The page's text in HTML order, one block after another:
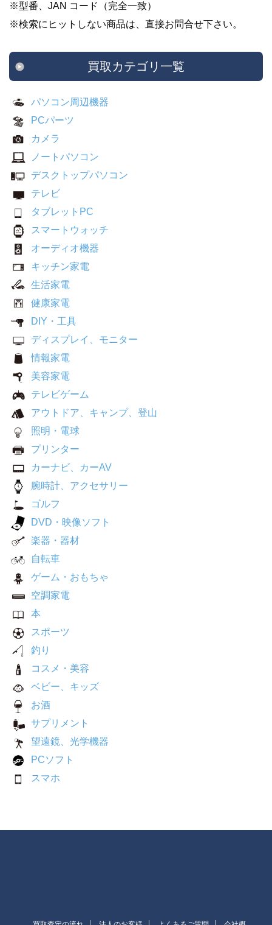
※型番、JAN コード（完全一致）
※検索にヒットしない商品は、直接お問合せ下さい。
買取カテゴリ一覧
パソコン周辺機器
PCパーツ
カメラ
ノートパソコン
デスクトップパソコン
テレビ
タブレットPC
スマートウォッチ
オーディオ機器
キッチン家電
生活家電
健康家電
DIY・工具
ディスプレイ、モニター
情報家電
美容家電
テレビゲーム
アウトドア、キャンプ、登山
照明・電球
プリンター
カーナビ、カーAV
腕時計、アクセサリー
ゴルフ
DVD・映像ソフト
楽器・器材
自転車
ゲーム・おもちゃ
空調家電
本
スポーツ
釣り
コスメ・美容
ベビー、キッズ
お酒
サプリメント
望遠鏡、光学機器
PCソフト
スマホ